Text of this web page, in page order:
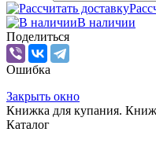
В наличии
Поделиться
Ошибка
Закрыть окно
Книжка для купания.
Каталог